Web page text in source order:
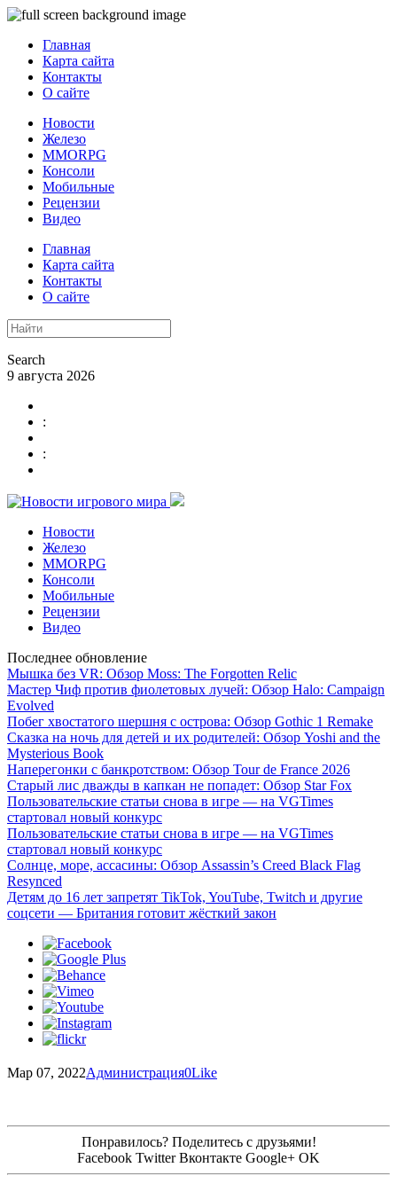
Главная
Карта сайта
Контакты
О сайте
Новости
Железо
MMORPG
Консоли
Мобильные
Рецензии
Видео
Главная
Карта сайта
Контакты
О сайте
Search
9 августа 2026
:
:
Новости
Железо
MMORPG
Консоли
Мобильные
Рецензии
Видео
Последнее обновление
Мышка без VR: Обзор Moss: The Forgotten Relic
Мастер Чиф против фиолетовых лучей: Обзор Halo: Campaign
Evolved
Побег хвостатого шершня с острова: Обзор Gothic 1 Remake
Сказка на ночь для детей и их родителей: Обзор Yoshi and the
Mysterious Book
Наперегонки с банкротством: Обзор Tour de France 2026
Старый лис дважды в капкан не попадет: Обзор Star Fox
Пользовательские статьи снова в игре — на VGTimes
стартовал новый конкурс
Пользовательские статьи снова в игре — на VGTimes
стартовал новый конкурс
Солнце, море, ассасины: Обзор Assassin’s Creed Black Flag
Resynced
Детям до 16 лет запретят TikTok, YouTube, Twitch и другие
соцсети — Британия готовит жёсткий закон
Мар 07, 2022Администрация0Like
Понравилось? Поделитесь с друзьями!
Facebook Twitter Вконтакте Google+ OK